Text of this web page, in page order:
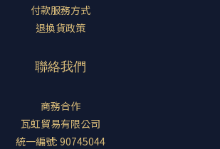
付款服務方式
退換貨政策
聯絡我們
商務合作
瓦虹貿易有限公司
統一編號: 90745044